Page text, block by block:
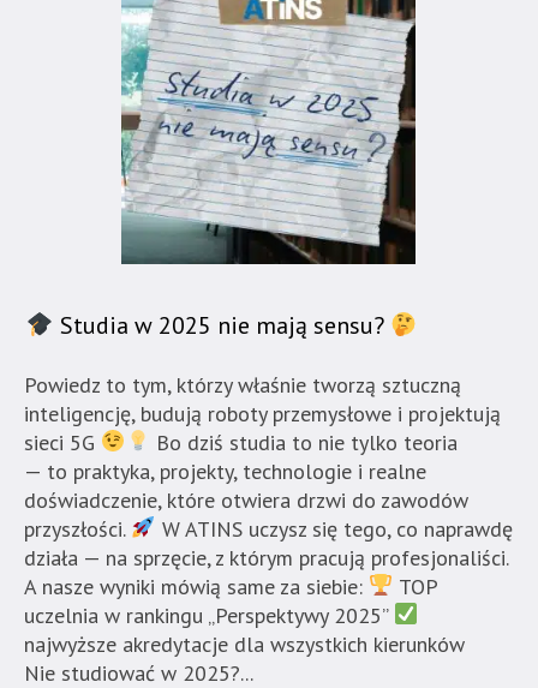
Studia w 2025 nie mają sensu?
Powiedz to tym, którzy właśnie tworzą sztuczną
inteligencję, budują roboty przemysłowe i projektują
sieci 5G
Bo dziś studia to nie tylko teoria
— to praktyka, projekty, technologie i realne
doświadczenie, które otwiera drzwi do zawodów
przyszłości.
W ATINS uczysz się tego, co naprawdę
działa — na sprzęcie, z którym pracują profesjonaliści.
A nasze wyniki mówią same za siebie:
TOP
uczelnia w rankingu „Perspektywy 2025”
najwyższe akredytacje dla wszystkich kierunków
Nie studiować w 2025?...